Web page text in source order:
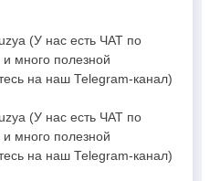
(У нас есть ЧАТ по
много полезной
на наш Telegram-канал)
(У нас есть ЧАТ по
много полезной
на наш Telegram-канал)